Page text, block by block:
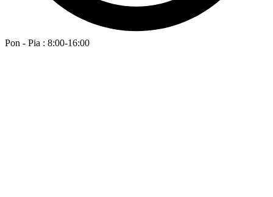
Pon - Pia : 8:00-16:00